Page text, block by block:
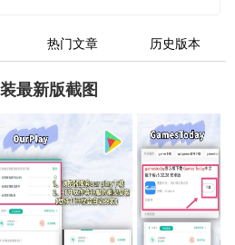
热门文章 历史版本
最新版截图